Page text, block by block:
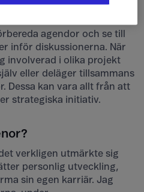
stödjer ledarna i min
agendor och se till
inför diskussionerna. När
involverad i olika projekt
eller deläger tillsammans
Dessa kan vara allt från att
strategiska initiativ.
verkligen utmärkte sig
personlig utveckling,
sin egen karriär. Jag